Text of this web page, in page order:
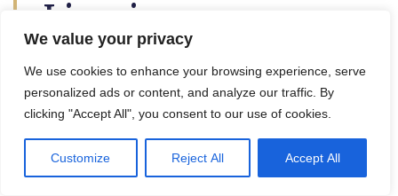
We value your privacy
We use cookies to enhance your browsing experience, serve
personalized ads or content, and analyze our traffic. By
clicking "Accept All", you consent to our use of cookies.
Customize Reject All Accept All
Lipari
analisi del suolo a Lipari questo è utile
per lil progetto di decontaminazione e
bonifica terreni, in effetti viene eseguita da
un geologo, un agronomo o un tecnico
specializzato.